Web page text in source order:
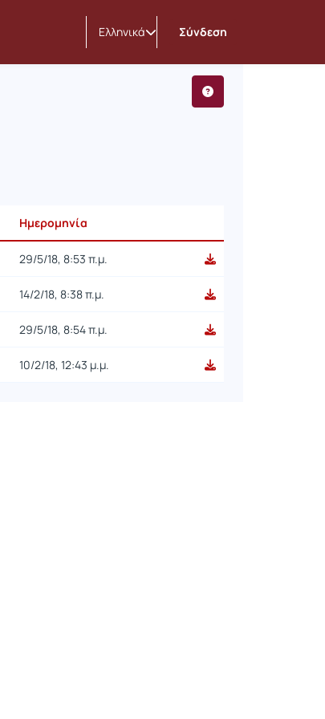
Ελληνικά Σύνδεση
Ημερομηνία
29/5/18, 8:53 π.μ.
14/2/18, 8:38 π.μ.
29/5/18, 8:54 π.μ.
10/2/18, 12:43 μ.μ.